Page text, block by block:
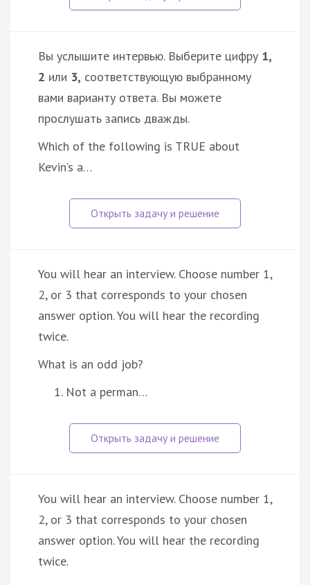
Вы услышите интервью. Выберите цифру 1,
2 или 3, соответствующую выбранному
вами варианту ответа. Вы можете
прослушать запись дважды.
Which of the following is TRUE about
Kevin’s a…
You will hear an interview. Choose number 1,
2, or 3 that corresponds to your chosen
answer option. You will hear the recording
twice.
What is an odd job?
Not a perman…
You will hear an interview. Choose number 1,
2, or 3 that corresponds to your chosen
answer option. You will hear the recording
twice.